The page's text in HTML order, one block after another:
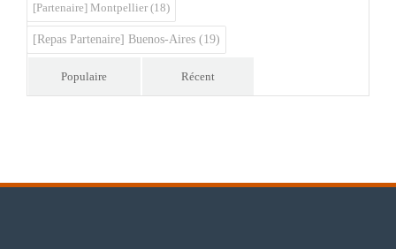
[Partenaire] Montpellier (18)
[Repas Partenaire] Buenos-Aires (19)
Populaire Récent